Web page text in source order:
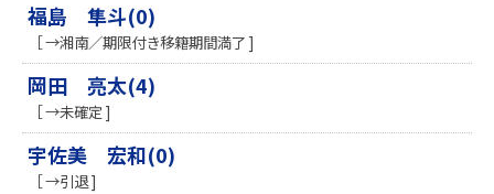
福島 隼斗(0)
［ →湘南／期限付き移籍期間満了 ]
岡田 亮太(4)
［ →未確定 ]
宇佐美 宏和(0)
［ →引退 ]